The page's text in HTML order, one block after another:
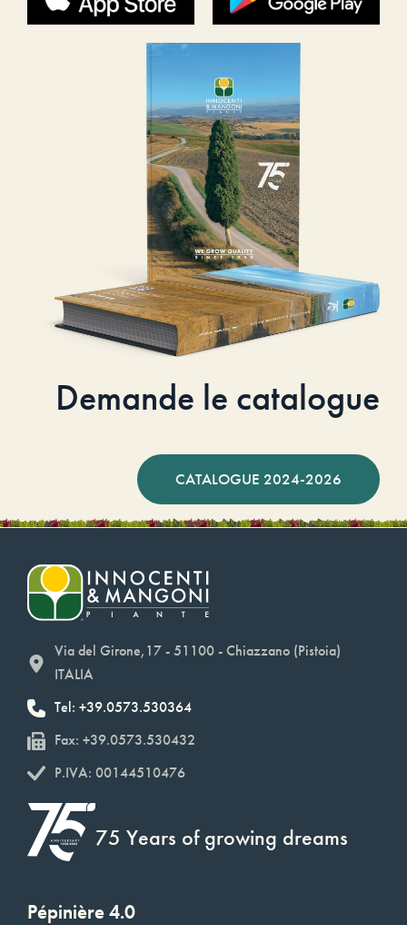
Demande le catalogue
CATALOGUE 2024-2026
Via del Girone,17 - 51100 - Chiazzano (Pistoia)
ITALIA
Tel: +39.0573.530364
Fax: +39.0573.530432
P.IVA: 00144510476
75 Years of growing dreams
Pépinière 4.0